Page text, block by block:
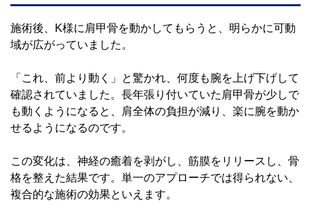
施術後、K様に肩甲骨を動かしてもらうと、明らかに可動
域が広がっていました。
「これ、前より動く」と驚かれ、何度も腕を上げ下げして
確認されていました。長年張り付いていた肩甲骨が少しで
も動くようになると、肩全体の負担が減り、楽に腕を動か
せるようになるのです。
この変化は、神経の癒着を剥がし、筋膜をリリースし、骨
格を整えた結果です。単一のアプローチでは得られない、
複合的な施術の効果といえます。